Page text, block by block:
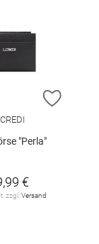
HINZUFÜGEN
ZUR
"Perla"
€
zzgl.Versand